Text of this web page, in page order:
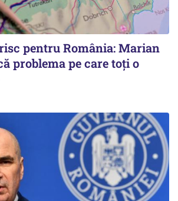
pentru România: Marian
problema pe care toți o